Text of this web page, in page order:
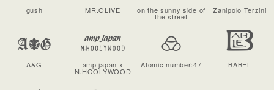
gush MR.OLIVE on the sunny side of
the street
Zanipolo Terzini
A&G amp japan x
N.HOOLYWOOD
Atomic number:47 BABEL